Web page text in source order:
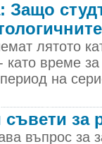
Защо
лятото
като време
на
за
въпрос за